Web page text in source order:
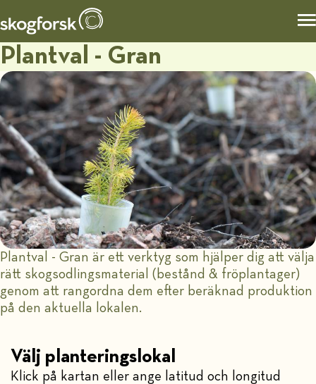
Plantval - Gran
Plantval - Gran är ett verktyg som hjälper dig att välja
rätt skogsodlingsmaterial (bestånd & fröplantager)
genom att rangordna dem efter beräknad produktion
på den aktuella lokalen.
Välj planteringslokal
Klick på kartan eller ange latitud och longitud